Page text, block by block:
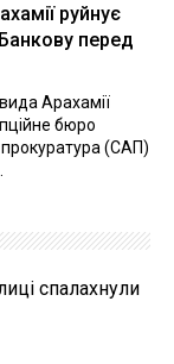
руйнує
перед
Арахамії
бюро
(САП)
спалахнули